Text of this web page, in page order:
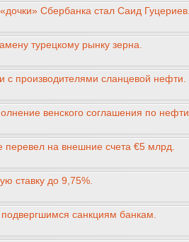
Сбербанка стал Саид Гуцериев.
турецкому рынку зерна.
с производителями сланцевой нефти.
венского соглашения по нефти.
на внешние счета €5 млрд.
ставку до 9,75%.
санкциям банкам.